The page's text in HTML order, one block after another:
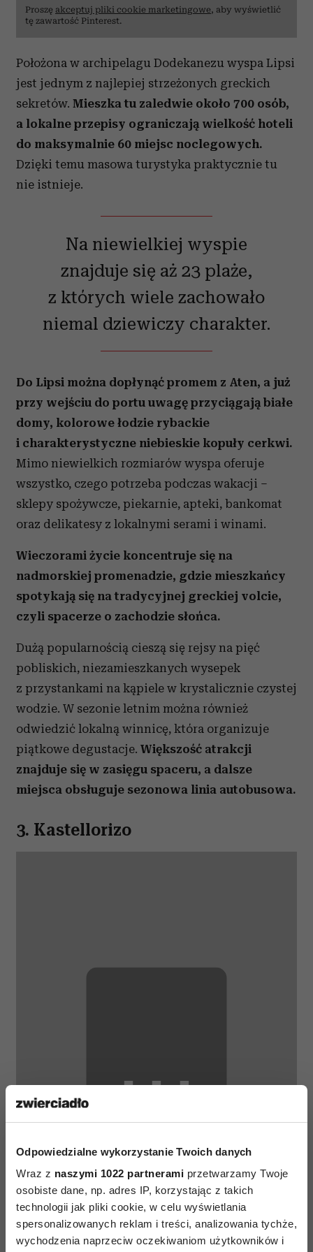
Odpowiedzialne wykorzystanie Twoich danych
Wraz z naszymi 1022 partnerami przetwarzamy Twoje
osobiste dane, np. adres IP, korzystając z takich
technologii jak pliki cookie, w celu wyświetlania
spersonalizowanych reklam i treści, analizowania tychże,
wychodzenia naprzeciw oczekiwaniom użytkowników i
Proszę akceptuj pliki cookie marketingowe, aby wyświetlić
tę zawartość Pinterest.
Położona w archipelagu Dodekanezu wyspa Lipsi
jest jednym z najlepiej strzeżonych greckich
sekretów. Mieszka tu zaledwie około 700 osób,
a lokalne przepisy ograniczają wielkość hoteli
do maksymalnie 60 miejsc noclegowych.
Dzięki temu masowa turystyka praktycznie tu
nie istnieje.
Na niewielkiej wyspie
znajduje się aż 23 plaże,
z których wiele zachowało
niemal dziewiczy charakter.
Do Lipsi można dopłynąć promem z Aten, a już
przy wejściu do portu uwagę przyciągają białe
domy, kolorowe łodzie rybackie
i charakterystyczne niebieskie kopuły cerkwi.
Mimo niewielkich rozmiarów wyspa oferuje
wszystko, czego potrzeba podczas wakacji –
sklepy spożywcze, piekarnie, apteki, bankomat
oraz delikatesy z lokalnymi serami i winami.
Wieczorami życie koncentruje się na
nadmorskiej promenadzie, gdzie mieszkańcy
spotykają się na tradycyjnej greckiej volcie,
czyli spacerze o zachodzie słońca.
Dużą popularnością cieszą się rejsy na pięć
pobliskich, niezamieszkanych wysepek
z przystankami na kąpiele w krystalicznie czystej
wodzie. W sezonie letnim można również
odwiedzić lokalną winnicę, która organizuje
piątkowe degustacje. Większość atrakcji
znajduje się w zasięgu spaceru, a dalsze
miejsca obsługuje sezonowa linia autobusowa.
3. Kastellorizo
⋯